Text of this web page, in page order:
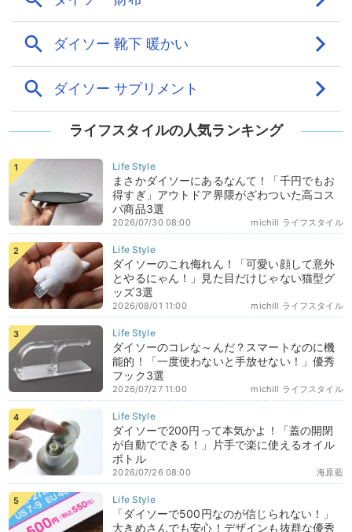
ライフスタイルの人気ランキング
まさかダイソーにあるなんて！「千円でもお
得すぎ」アウトドア界隈がざわついた高コス
パ商品3選
michill ライフスタイル
2026/07/30 08:00
ダイソーのこれ侮れん！「可愛い顔して意外
とやるにゃん！」見た目だけじゃない猫型グ
ッズ3選
michill ライフスタイル
2026/08/01 11:00
ダイソーのコレな～んだ？スマートなのに機
能的！「一度使わないと手放せない！」優秀
フック3選
michill ライフスタイル
2026/07/27 11:00
ダイソーで200円って本気かよ！「蓋の開閉
が自動でできる！」片手で楽に使えるオイル
ボトル
海原藍
2026/07/26 08:00
「ダイソーで500円なのが信じられない！」
大きめさんでも安心！デザインも抜群な優秀